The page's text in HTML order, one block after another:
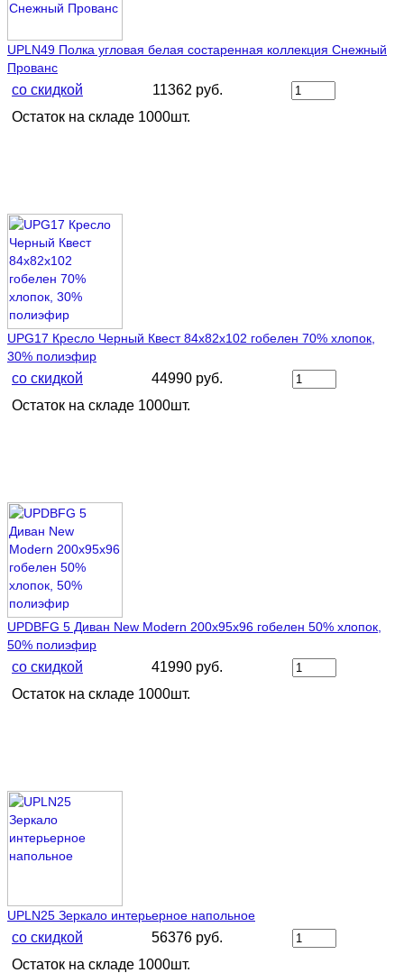
UPLN49 Полка угловая белая состаренная коллекция Снежный
Прованс
со скидкой
11362 руб.
Остаток на складе 1000шт.
UPG17 Кресло Черный Квест 84х82х102 гобелен 70% хлопок,
30% полиэфир
со скидкой
44990 руб.
Остаток на складе 1000шт.
UPDBFG 5 Диван New Modern 200х95х96 гобелен 50% хлопок,
50% полиэфир
со скидкой
41990 руб.
Остаток на складе 1000шт.
UPLN25 Зеркало интерьерное напольное
со скидкой
56376 руб.
Остаток на складе 1000шт.